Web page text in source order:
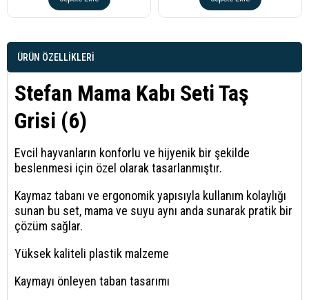
ÜRÜN ÖZELLIKLERI
Stefan Mama Kabı Seti Taş
Grisi (6)
Evcil hayvanların konforlu ve hijyenik bir şekilde
beslenmesi için özel olarak tasarlanmıştır.
Kaymaz tabanı ve ergonomik yapısıyla kullanım kolaylığı
sunan bu set, mama ve suyu aynı anda sunarak pratik bir
çözüm sağlar.
Yüksek kaliteli plastik malzeme
Kaymayı önleyen taban tasarımı